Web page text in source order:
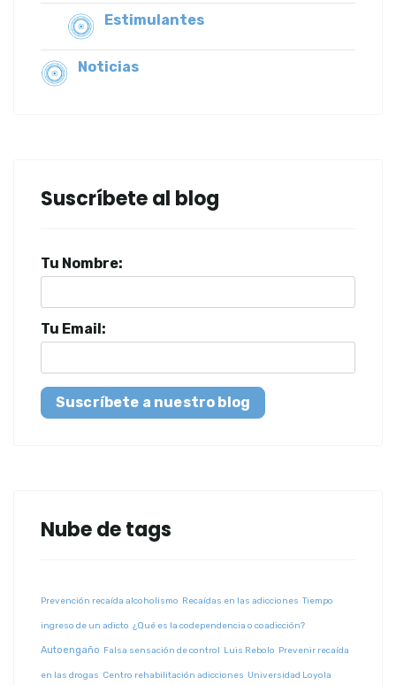
Estimulantes
Noticias
Suscríbete al blog
Tu Nombre:
Tu Email:
Suscríbete a nuestro blog
Nube de tags
Prevención recaída alcoholismo Recaídas en las adicciones Tiempo
ingreso de un adicto ¿Qué es la codependencia o coadicción?
Autoengaño Falsa sensación de control Luis Rebolo Prevenir recaída
en las drogas Centro rehabilitación adicciones Universidad Loyola